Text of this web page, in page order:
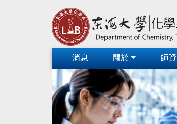
消息 關於 師資